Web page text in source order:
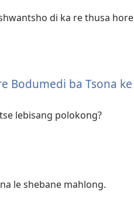
di ka re thusa hore
Bodumedi ba Tsona ke
lebisang polokong?
le shebane mahlong.